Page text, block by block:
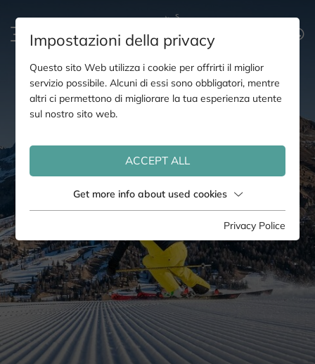
Impostazioni della privacy
Questo sito Web utilizza i cookie per offrirti il miglior
servizio possibile. Alcuni di essi sono obbligatori, mentre
altri ci permettono di migliorare la tua esperienza utente
sul nostro sito web.
ACCEPT ALL
Get more info about used cookies
Privacy Police